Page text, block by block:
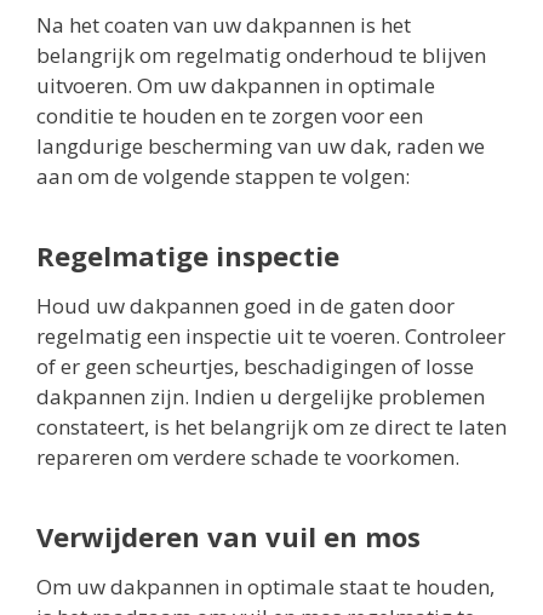
Na het coaten van uw dakpannen is het
belangrijk om regelmatig onderhoud te blijven
uitvoeren. Om uw dakpannen in optimale
conditie te houden en te zorgen voor een
langdurige bescherming van uw dak, raden we
aan om de volgende stappen te volgen:
Regelmatige inspectie
Houd uw dakpannen goed in de gaten door
regelmatig een inspectie uit te voeren. Controleer
of er geen scheurtjes, beschadigingen of losse
dakpannen zijn. Indien u dergelijke problemen
constateert, is het belangrijk om ze direct te laten
repareren om verdere schade te voorkomen.
Verwijderen van vuil en mos
Om uw dakpannen in optimale staat te houden,